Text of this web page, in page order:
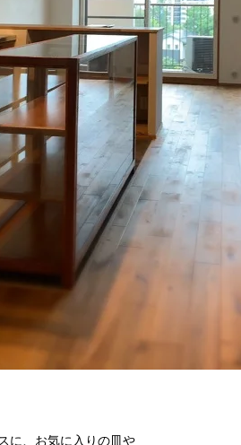
に、お気に入りの皿や